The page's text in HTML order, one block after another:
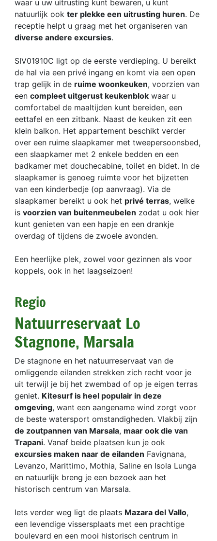
waar u uw uitrusting kunt bewaren, u kunt
natuurlijk ook ter plekke een uitrusting huren. De
receptie helpt u graag met het organiseren van
diverse andere excursies.
SIV01910C ligt op de eerste verdieping. U bereikt
de hal via een privé ingang en komt via een open
trap gelijk in de ruime woonkeuken, voorzien van
een compleet uitgerust keukenblok waar u
comfortabel de maaltijden kunt bereiden, een
eettafel en een zitbank. Naast de keuken zit een
klein balkon. Het appartement beschikt verder
over een ruime slaapkamer met tweepersoonsbed,
een slaapkamer met 2 enkele bedden en een
badkamer met douchecabine, toilet en bidet. In de
slaapkamer is genoeg ruimte voor het bijzetten
van een kinderbedje (op aanvraag). Via de
slaapkamer bereikt u ook het privé terras, welke
is voorzien van buitenmeubelen zodat u ook hier
kunt genieten van een hapje en een drankje
overdag of tijdens de zwoele avonden.
Een heerlijke plek, zowel voor gezinnen als voor
koppels, ook in het laagseizoen!
Regio
Natuurreservaat Lo
Stagnone, Marsala
De stagnone en het natuurreservaat van de
omliggende eilanden strekken zich recht voor je
uit terwijl je bij het zwembad of op je eigen terras
geniet. Kitesurf is heel populair in deze
omgeving, want een aangename wind zorgt voor
de beste watersport omstandigheden. Vlakbij zijn
de zoutpannen van Marsala, maar ook die van
Trapani. Vanaf beide plaatsen kun je ook
excursies maken naar de eilanden Favignana,
Levanzo, Marittimo, Mothia, Saline en Isola Lunga
en natuurlijk breng je een bezoek aan het
historisch centrum van Marsala.
Iets verder weg ligt de plaats Mazara del Vallo,
een levendige vissersplaats met een prachtige
boulevard en een mooi historisch centrum in